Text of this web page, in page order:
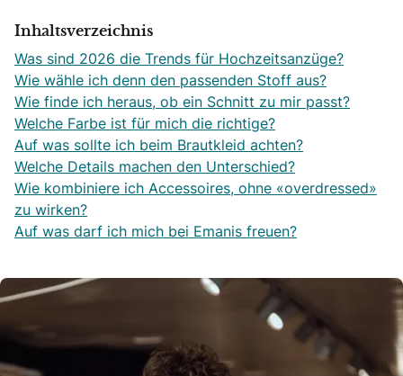
Inhaltsverzeichnis
Was sind 2026 die Trends für Hochzeitsanzüge?
Wie wähle ich denn den passenden Stoff aus?
Wie finde ich heraus, ob ein Schnitt zu mir passt?
Welche Farbe ist für mich die richtige?
Auf was sollte ich beim Brautkleid achten?
Welche Details machen den Unterschied?
Wie kombiniere ich Accessoires, ohne «overdressed»
zu wirken?
Auf was darf ich mich bei Emanis freuen?